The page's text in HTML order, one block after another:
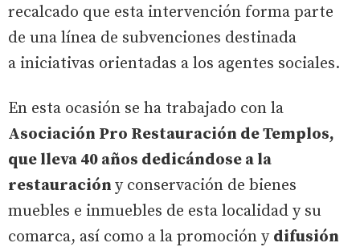
recalcado que esta intervención forma parte
de una línea de subvenciones destinada
a iniciativas orientadas a los agentes sociales.
En esta ocasión se ha trabajado con la
Asociación Pro Restauración de Templos,
que lleva 40 años dedicándose a la
restauración y conservación de bienes
muebles e inmuebles de esta localidad y su
comarca, así como a la promoción y difusión